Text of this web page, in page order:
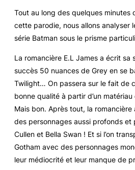
Tout au long des quelques minutes
cette parodie, nous allons analyser
série Batman sous le prisme
La romancière E.L James a écrit sa
succès 50 nuances de Grey en se
Twilight… On passera sur le fait de
bonne qualité à partir d’un matériau
Mais bon. Après tout, la
des personnages aussi profonds et
Cullen et Bella Swan ! Et si l’on
Gotham avec des personnages
leur médiocrité et leur manque de